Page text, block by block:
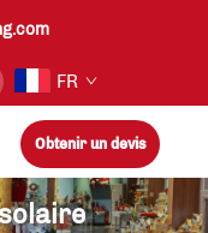
FR
Obtenir un devis